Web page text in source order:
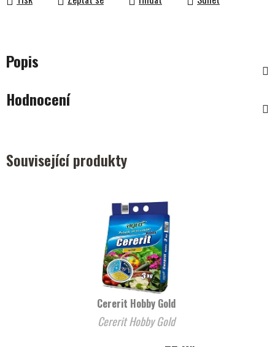
Popis
Hodnocení
Související produkty
Cererit Hobby Gold
Cererit Hobby Gold